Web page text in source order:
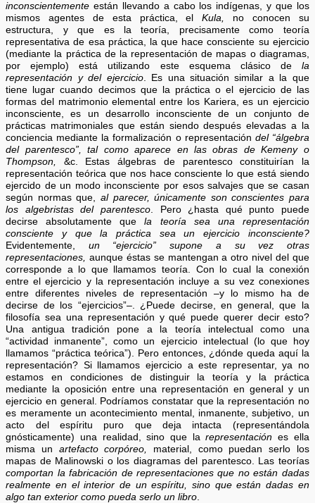
inconscientemente están llevando a cabo los indígenas, y que los
mismos agentes de esta práctica, elKula,
no conocen su
estructura, y que es la teoría, precisamente como teoría
representativa de esa práctica, la que hace consciente su ejercicio
(mediante la práctica de la representación de mapas o diagramas,
por ejemplo) está utilizando este esquema clásico de la
representación y del ejercicio. Es una situación similar a la que
tiene lugar cuando decimos que la práctica o el ejercicio de las
formas del matrimonio elemental entre los Kariera, es un ejercicio
inconsciente, es un desarrollo inconsciente de un conjunto de
prácticas matrimoniales que están siendo después elevadas a la
conciencia mediante la formalización o representación del “álgebra
del parentesco”, tal como aparece en las obras de Kemeny o
Thompson,
&c. Estas álgebras de parentesco constituirían la
representación teórica que nos hace consciente lo que está siendo
ejercido de un modo inconsciente por esos salvajes que se casan
según normas que, al parecer, únicamente son conscientes para
los algebristas del parentesco. Pero ¿hasta qué punto puede
decirse absolutamente quela teoría sea una representación
consciente y que la práctica sea un ejercicio inconsciente?
Evidentemente, un “ejercicio” supone a su vez otras
representaciones, aunque éstas se mantengan a otro nivel del que
corresponde a lo que llamamos teoría. Con lo cual la conexión
entre el ejercicio y la representación incluye a su vez conexiones
entre diferentes niveles de representación –y lo mismo ha de
decirse de los “ejercicios”–. ¿Puede decirse, en general, que la
filosofía sea una representación y qué puede querer decir esto?
Una antigua tradición pone a la teoría intelectual como una
“actividad inmanente”, como un ejercicio intelectual (lo que hoy
llamamos “práctica teórica”). Pero entonces, ¿dónde queda aquí la
representación? Si llamamos ejercicio a este representar, ya no
estamos en condiciones de distinguir la teoría y la práctica
mediante la oposición entre una representación en general y un
ejercicio en general. Podríamos constatar que la representación no
es meramente un acontecimiento mental, inmanente, subjetivo, un
acto del espíritu puro que deja intacta (representándola
gnósticamente) una realidad, sino que larepresentación es ella
misma un artefacto corpóreo,
material, como puedan serlo los
mapas de Malinowski o los diagramas del parentesco. Las teorías
comportan la fabricación de representaciones que no están dadas
realmente en el interior de un espíritu, sino que están dadas en
algo tan exterior como pueda serlo un libro